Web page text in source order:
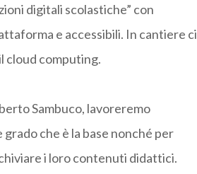
digitali scolastiche” con
e accessibili. In cantiere ci
cloud computing.
Sambuco, lavoreremo
che è la base nonché per
i loro contenuti didattici.